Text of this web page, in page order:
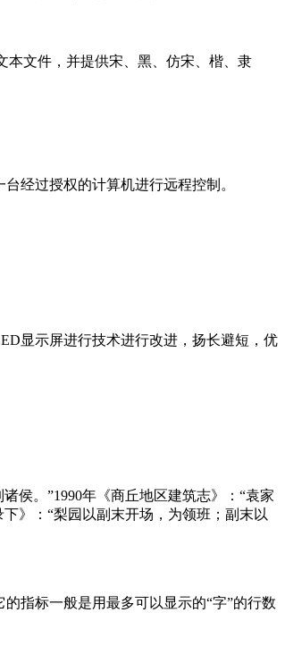
本文件，并提供宋、黑、仿宋、楷、隶
经过授权的计算机进行远程控制。
显示屏进行技术进行改进，扬长避短，优
侯。”1990年《商丘地区建筑志》：“袁家
》：“梨园以副末开场，为领班；副末以
指标一般是用最多可以显示的“字”的行数